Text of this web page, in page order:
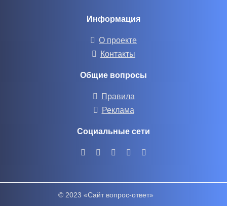
Информация
О проекте
Контакты
Общие вопросы
Правила
Реклама
Социальные сети
© 2023 «Сайт вопрос-ответ»